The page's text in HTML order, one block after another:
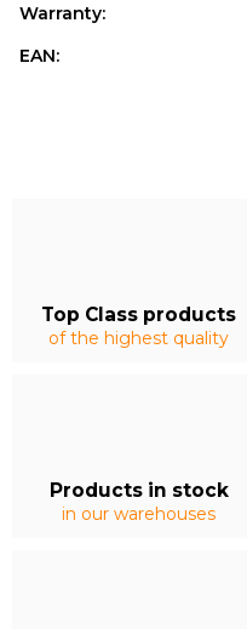
Top Class products
of the highest quality
Products in stock
in our warehouses
Warranty:
EAN: